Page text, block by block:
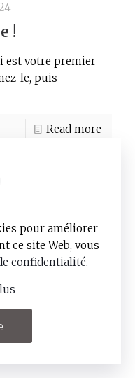
!
est votre premier
le, puis
Read more
– Mentions légales
- Une création
pour améliorer
ce site Web, vous
confidentialité.